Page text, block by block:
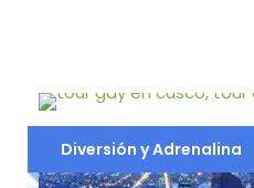
Diversión y Adrenalina
TOUR EN
MORAY Y LAGUNA
AVENTURA EN EL